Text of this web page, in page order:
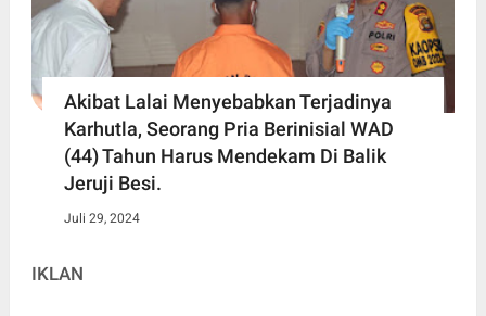
Akibat Lalai Menyebabkan Terjadinya
Karhutla, Seorang Pria Berinisial WAD
(44) Tahun Harus Mendekam Di Balik
Jeruji Besi.
Juli 29, 2024
IKLAN